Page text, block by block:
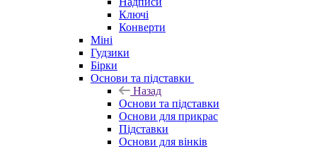
Ключі
Конверти
Міні
Гудзики
Бірки
Основи та підставки
Назад
Основи та підставки
Основи для прикрас
Підставки
Основи для вінків